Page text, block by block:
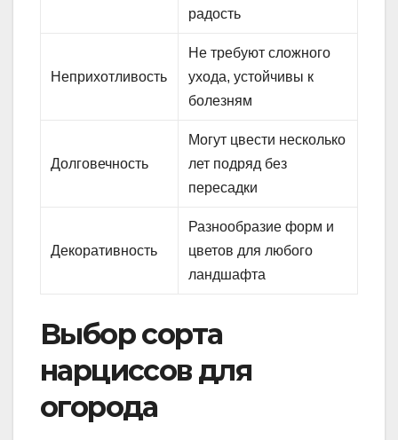
радость
Неприхотливость
Не требуют сложного
ухода, устойчивы к
болезням
Долговечность
Могут цвести несколько
лет подряд без
пересадки
Декоративность
Разнообразие форм и
цветов для любого
ландшафта
Выбор сорта
нарциссов для
огорода